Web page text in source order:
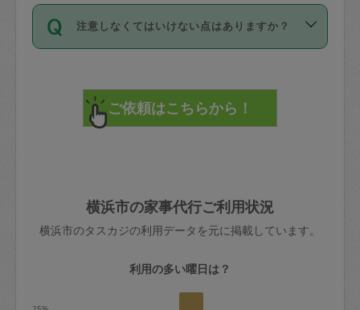
詳細FAQ：
損害賠償保険について教えて
72時間を超える※と、以下のキャンセル
料が発生します。
直前キャンセル料：
72時間前〜24時間前＝依頼料金の50%
依頼者不在による当日キャンセル＝依頼
金額の100%＋交通費全額
※例：依頼日時／土曜日午前9時開始の場
まず、条件の合う気になるタスカジさ
みてください。
その後、一番気に入ったタスカジさんに
不在の場合の作業はタスカジさんの同意
が必要です。数回の依頼ののち、タスカ
ジさんと依頼者の間で十分な信頼関係が
てください。
不在時に部屋に入るためにタスカジさん
きた場合は損害保険の対象外となるので
ご注意ください。
注意しなくてはいけない点はありますか？
で、必ず鍵のかかるロッカーや金庫に入
れて依頼者の責任の元管理するよう心掛
けてください。
玉、など
あわせてこちらも参照ください：初めて
はありますか？
横浜市の家事代行ご利用状況
横浜市のタスカジの利用データを元に掲載しています。
利用の多い曜日は？